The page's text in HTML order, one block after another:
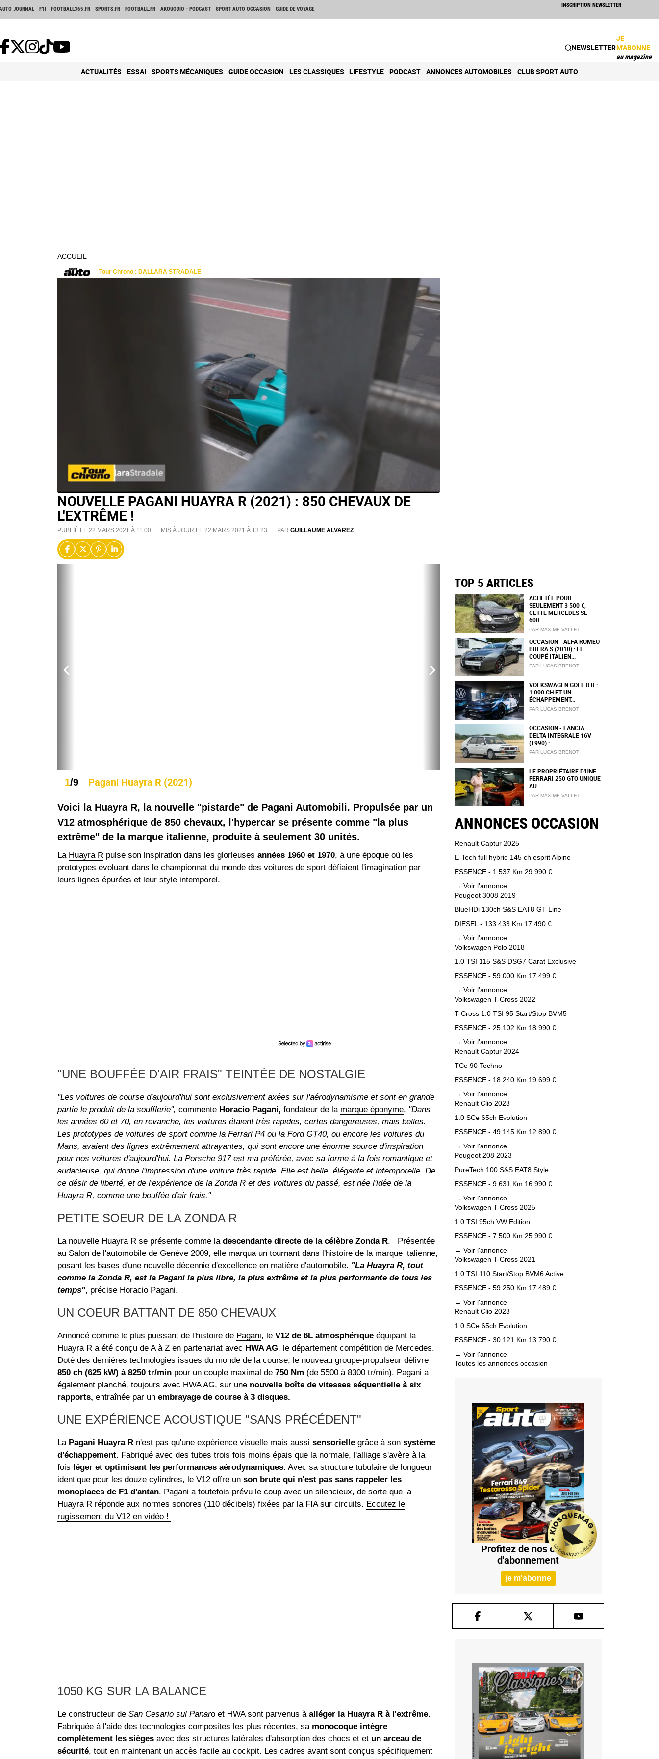
JOURNAL F1I FOOTBALL365.FR SPORTS.FR FOOTBALL.FR AKOUODIO - PODCAST SPORT AUTO OCCASION GUIDE DE VOYAGE
INSCRIPTION NEWSLETTER
NEWSLETTER
JE
M'ABONNE
au magazine
ACTUALITÉS ESSAI SPORTS MÉCANIQUES GUIDE OCCASION LES CLASSIQUES LIFESTYLE PODCAST ANNONCES AUTOMOBILES CLUB SPORT AUTO
ACCUEIL
NOUVELLE PAGANI HUAYRA R (2021) : 850 CHEVAUX DE
L'EXTRÊME !
PUBLIÉ LE 22 MARS 2021 À 11:00 MIS À JOUR LE 22 MARS 2021 À 13:23 PAR GUILLAUME ALVAREZ
1/9 Pagani Huayra R (2021)
Voici la Huayra R, la nouvelle "pistarde" de Pagani Automobili. Propulsée par un
V12 atmosphérique de 850 chevaux, l'hypercar se présente comme "la plus
extrême" de la marque italienne, produite à seulement 30 unités.
La Huayra R puise son inspiration dans les glorieuses années 1960 et 1970, à une époque où les
prototypes évoluant dans le championnat du monde des voitures de sport défiaient l'imagination par
leurs lignes épurées et leur style intemporel.
"UNE BOUFFÉE D'AIR FRAIS" TEINTÉE DE NOSTALGIE
"Les voitures de course d'aujourd'hui sont exclusivement axées sur l'aérodynamisme et sont en grande
partie le produit de la soufflerie", commente Horacio Pagani, fondateur de la marque éponyme. "Dans
les années 60 et 70, en revanche, les voitures étaient très rapides, certes dangereuses, mais belles.
Les prototypes de voitures de sport comme la Ferrari P4 ou la Ford GT40, ou encore les voitures du
Mans, avaient des lignes extrêmement attrayantes, qui sont encore une énorme source d'inspiration
pour nos voitures d'aujourd'hui. La Porsche 917 est ma préférée, avec sa forme à la fois romantique et
audacieuse, qui donne l'impression d'une voiture très rapide. Elle est belle, élégante et intemporelle. De
ce désir de liberté, et de l'expérience de la Zonda R et des voitures du passé, est née l'idée de la
Huayra R, comme une bouffée d'air frais."
PETITE SOEUR DE LA ZONDA R
La nouvelle Huayra R se présente comme la descendante directe de la célèbre Zonda R. Présentée
au Salon de l'automobile de Genève 2009, elle marqua un tournant dans l'histoire de la marque italienne,
posant les bases d'une nouvelle décennie d'excellence en matière d'automobile. "La Huayra R, tout
comme la Zonda R, est la Pagani la plus libre, la plus extrême et la plus performante de tous les
temps", précise Horacio Pagani.
UN COEUR BATTANT DE 850 CHEVAUX
Annoncé comme le plus puissant de l'histoire de Pagani, le V12 de 6L atmosphérique équipant la
Huayra R a été conçu de A à Z en partenariat avec HWA AG, le département compétition de Mercedes.
Doté des dernières technologies issues du monde de la course, le nouveau groupe-propulseur délivre
850 ch (625 kW) à 8250 tr/min pour un couple maximal de 750 Nm (de 5500 à 8300 tr/min). Pagani a
également planché, toujours avec HWA AG, sur une nouvelle boîte de vitesses séquentielle à six
rapports, entraînée par un embrayage de course à 3 disques.
UNE EXPÉRIENCE ACOUSTIQUE "SANS PRÉCÉDENT"
La Pagani Huayra R n'est pas qu'une expérience visuelle mais aussi sensorielle grâce à son système
d'échappement. Fabriqué avec des tubes trois fois moins épais que la normale, l'alliage s'avère à la
fois léger et optimisant les performances aérodynamiques. Avec sa structure tubulaire de longueur
identique pour les douze cylindres, le V12 offre un son brute qui n'est pas sans rappeler les
monoplaces de F1 d'antan. Pagani a toutefois prévu le coup avec un silencieux, de sorte que la
Huayra R réponde aux normes sonores (110 décibels) fixées par la FIA sur circuits. Ecoutez le
rugissement du V12 en vidéo !
1050 KG SUR LA BALANCE
Le constructeur de San Cesario sul Panaro et HWA sont parvenus à alléger la Huayra R à l'extrême.
Fabriquée à l'aide des technologies composites les plus récentes, sa monocoque intègre
complètement les sièges avec des structures latérales d'absorption des chocs et et un arceau de
sécurité, tout en maintenant un accès facile au cockpit. Les cadres avant sont conçus spécifiquement
TOP 5 ARTICLES
ACHETÉE POUR
SEULEMENT 3 500 €,
CETTE MERCEDES SL
600...
PAR MAXIME VALLET
OCCASION - ALFA ROMEO
BRERA S (2010) : LE
COUPÉ ITALIEN...
PAR LUCAS BRENOT
VOLKSWAGEN GOLF 8 R :
1 000 CH ET UN
ÉCHAPPEMENT...
PAR LUCAS BRENOT
OCCASION - LANCIA
DELTA INTEGRALE 16V
(1990) :...
PAR LUCAS BRENOT
LE PROPRIÉTAIRE D'UNE
FERRARI 250 GTO UNIQUE
AU...
PAR MAXIME VALLET
ANNONCES OCCASION
Renault Captur 2025
E-Tech full hybrid 145 ch esprit Alpine
ESSENCE - 1 537 Km 29 990 €
→ Voir l'annonce
Peugeot 3008 2019
BlueHDi 130ch S&S EAT8 GT Line
DIESEL - 133 433 Km 17 490 €
→ Voir l'annonce
Volkswagen Polo 2018
1.0 TSI 115 S&S DSG7 Carat Exclusive
ESSENCE - 59 000 Km 17 499 €
→ Voir l'annonce
Volkswagen T-Cross 2022
T-Cross 1.0 TSI 95 Start/Stop BVM5
ESSENCE - 25 102 Km 18 990 €
→ Voir l'annonce
Renault Captur 2024
TCe 90 Techno
ESSENCE - 18 240 Km 19 699 €
→ Voir l'annonce
Renault Clio 2023
1.0 SCe 65ch Evolution
ESSENCE - 49 145 Km 12 890 €
→ Voir l'annonce
Peugeot 208 2023
PureTech 100 S&S EAT8 Style
ESSENCE - 9 631 Km 16 990 €
→ Voir l'annonce
Volkswagen T-Cross 2025
1.0 TSI 95ch VW Edition
ESSENCE - 7 500 Km 25 990 €
→ Voir l'annonce
Volkswagen T-Cross 2021
1.0 TSI 110 Start/Stop BVM6 Active
ESSENCE - 59 250 Km 17 489 €
→ Voir l'annonce
Renault Clio 2023
1.0 SCe 65ch Evolution
ESSENCE - 30 121 Km 13 790 €
→ Voir l'annonce
Toutes les annonces occasion
Profitez de nos offres
d'abonnement
je m'abonne